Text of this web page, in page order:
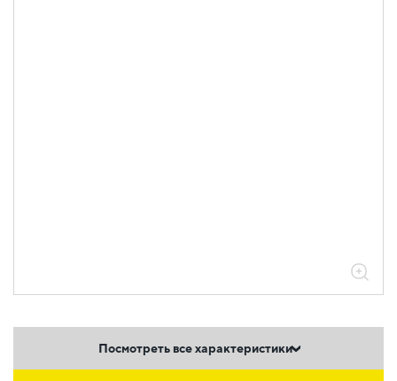
Посмотреть все характеристики